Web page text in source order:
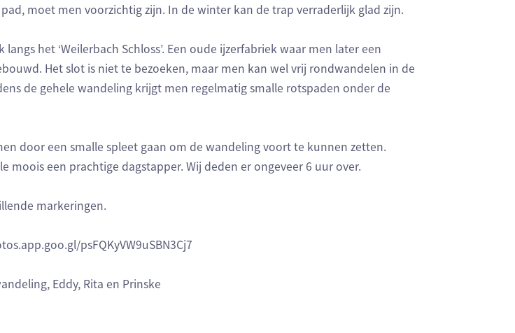
moet men voorzichtig zijn. In de winter kan de trap verraderlijk glad zijn.
het ‘Weilerbach Schloss’. Een oude ijzerfabriek waar men later een
Het slot is niet te bezoeken, maar men kan wel vrij rondwandelen in de
de gehele wandeling krijgt men regelmatig smalle rotspaden onder de
door een smalle spleet gaan om de wandeling voort te kunnen zetten.
moois een prachtige dagstapper. Wij deden er ongeveer 6 uur over.
markeringen.
psFQKyVW9uSBN3Cj7
Eddy, Rita en Prinske